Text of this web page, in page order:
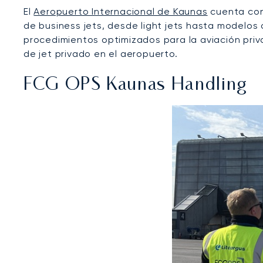
ElAeropuerto Internacional de Kaunas cuenta
de business jets, desde light jets hasta
procedimientos optimizados para la aviación
de jet privado en el aeropuerto.
FCG OPS Kaunas Handling